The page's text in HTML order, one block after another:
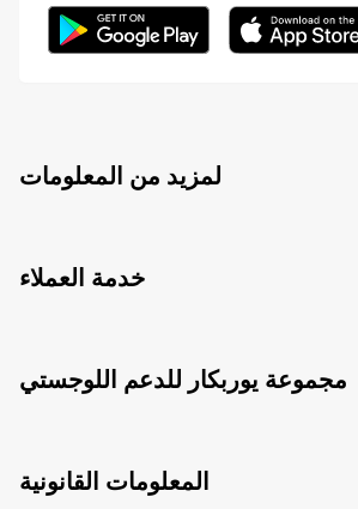
لمزيد من المعلومات
خدمة العملاء
مجموعة يوربكار للدعم اللوجستي
المعلومات القانونية